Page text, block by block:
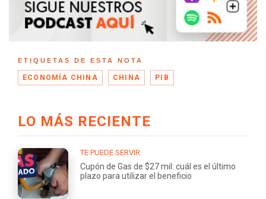
ETIQUETAS DE ESTA NOTA
ECONOMÍA CHINA CHINA PIB
LO MÁS RECIENTE
TE PUEDE SERVIR
Cupón de Gas de $27 mil: cuál es el último
plazo para utilizar el beneficio